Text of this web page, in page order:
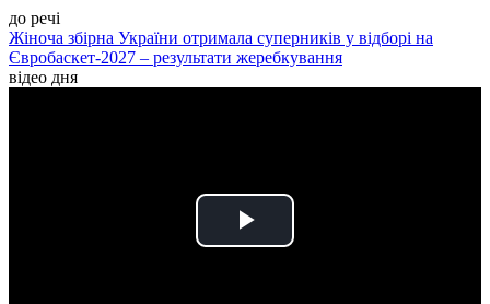
до речі
Жіноча збірна України отримала суперників у відборі на
Євробаскет-2027 – результати жеребкування
відео дня
Play